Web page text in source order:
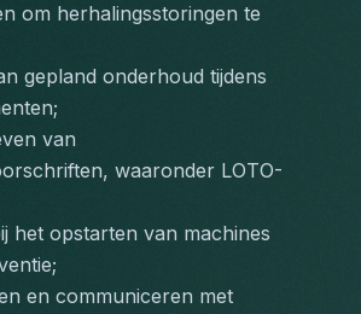
om herhalingsstoringen te
gepland onderhoud tijdens
van
waaronder LOTO-
het opstarten van machines
en communiceren met